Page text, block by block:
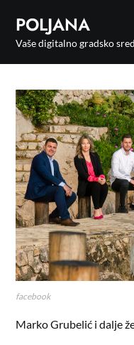
POLJANA
Vaše digitalno gradsko
facebook
Marko Grubelić i dalje